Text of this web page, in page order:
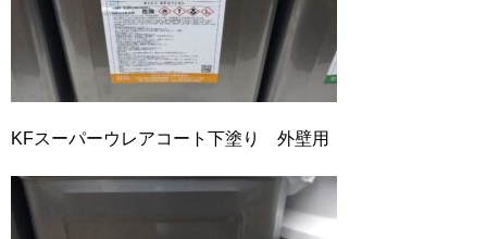
KFスーパーウレアコート下塗り 外壁用